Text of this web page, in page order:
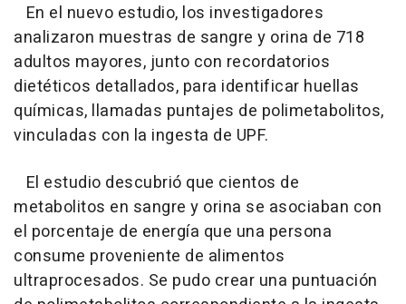
En el nuevo estudio, los investigadores
analizaron muestras de sangre y orina de 718
adultos mayores, junto con recordatorios
dietéticos detallados, para identificar huellas
químicas, llamadas puntajes de polimetabolitos,
vinculadas con la ingesta de UPF.
El estudio descubrió que cientos de
metabolitos en sangre y orina se asociaban con
el porcentaje de energía que una persona
consume proveniente de alimentos
ultraprocesados. Se pudo crear una puntuación